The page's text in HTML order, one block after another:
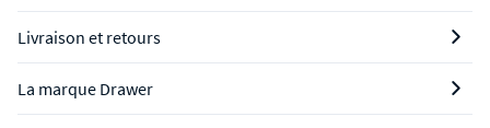
Livraison et retours
La marque Drawer